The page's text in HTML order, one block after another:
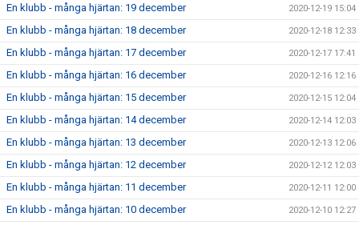
En klubb - många hjärtan: 19 december 2020-12-19 15:04
En klubb - många hjärtan: 18 december 2020-12-18 12:33
En klubb - många hjärtan: 17 december 2020-12-17 17:41
En klubb - många hjärtan: 16 december 2020-12-16 12:16
En klubb - många hjärtan: 15 december 2020-12-15 12:04
En klubb - många hjärtan: 14 december 2020-12-14 12:03
En klubb - många hjärtan: 13 december 2020-12-13 12:06
En klubb - många hjärtan: 12 december 2020-12-12 12:03
En klubb - många hjärtan: 11 december 2020-12-11 12:00
En klubb - många hjärtan: 10 december 2020-12-10 12:27